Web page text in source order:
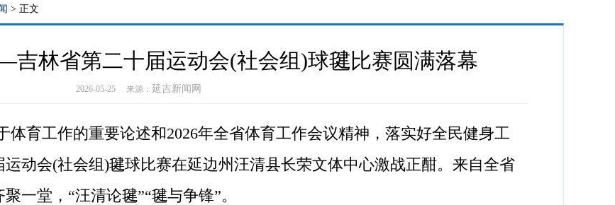
> 正文
林省第二十届运动会(社会组)球毽比赛圆满落幕
2026-05-25 来源： 延吉新闻网
育工作的重要论述和2026年全省体育工作会议精神，落实好全民健身工
动会(社会组)毽球比赛在延边州汪清县长荣文体中心激战正酣。来自全省
一堂，“汪清论毽”“毽与争锋”。